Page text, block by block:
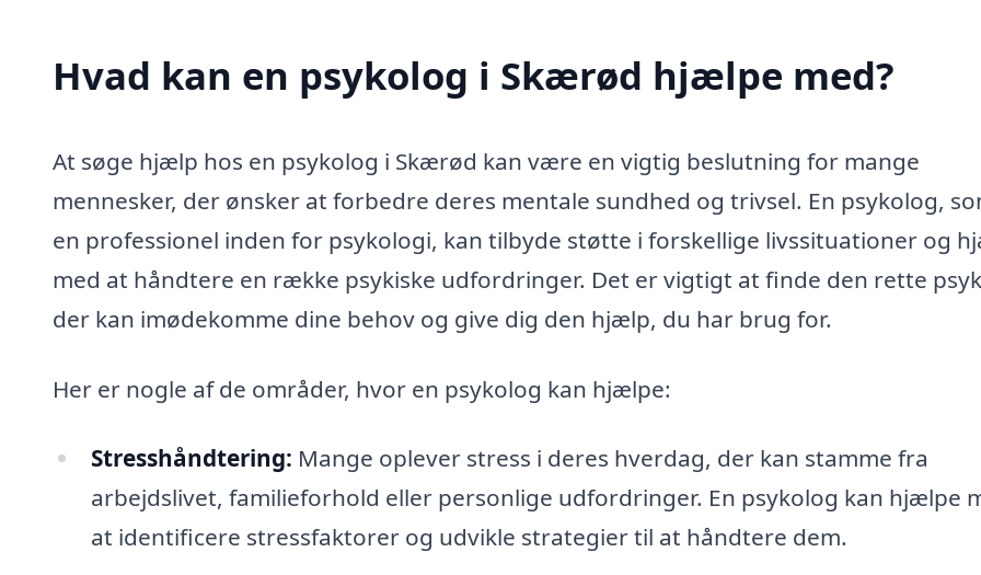
Hvad kan en psykolog i Skærød hjælpe med?
At søge hjælp hos en psykolog i Skærød kan være en vigtig beslutning for mange
mennesker, der ønsker at forbedre deres mentale sundhed og trivsel. En psykolog,
en professionel inden for psykologi, kan tilbyde støtte i forskellige livssituationer og
med at håndtere en række psykiske udfordringer. Det er vigtigt at finde den rette
der kan imødekomme dine behov og give dig den hjælp, du har brug for.
Her er nogle af de områder, hvor en psykolog kan hjælpe:
Stresshåndtering: Mange oplever stress i deres hverdag, der kan stamme fra
arbejdslivet, familieforhold eller personlige udfordringer. En psykolog kan hjælpe
at identificere stressfaktorer og udvikle strategier til at håndtere dem.